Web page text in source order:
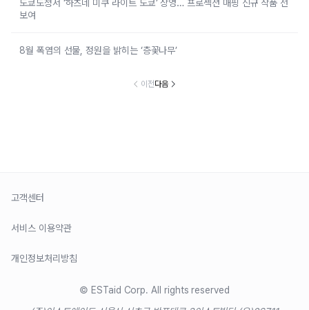
도쿄도청서 ‘하츠네 미쿠 라이트 도쿄’ 상영… 프로젝션 매핑 신규 작품 선
보여
8월 폭염의 선물, 정원을 밝히는 ‘층꽃나무’
이전다음
고객센터
서비스 이용약관
개인정보처리방침
© ESTaid Corp. All rights reserved